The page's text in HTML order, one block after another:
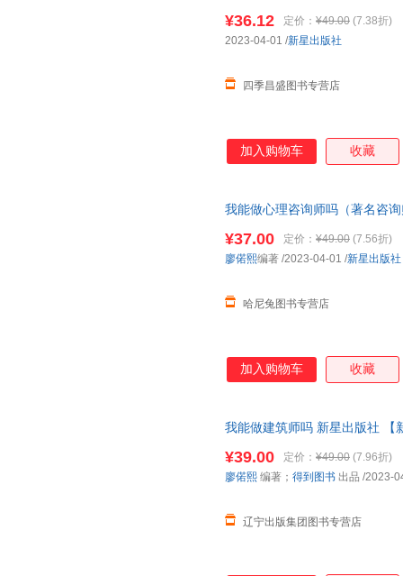
下单，本店所有商品均可开票
¥36.12 定价： ¥49.00 (7.38折)
四季昌盛图书专营店
2023-04-01 /新星出版社
加入购物车 收藏
我能做心理咨询师吗（著名咨
¥37.00 定价： ¥49.00 (7.56折)
哈尼兔图书专营店
廖偌熙编著 /2023-04-01 /新星出版社
加入购物车 收藏
我能做建筑师吗 新星出版社 【
¥39.00 定价： ¥49.00 (7.96折)
辽宁出版集团图书专营店
廖偌熙 编著； 得到图书 出品 /2023-